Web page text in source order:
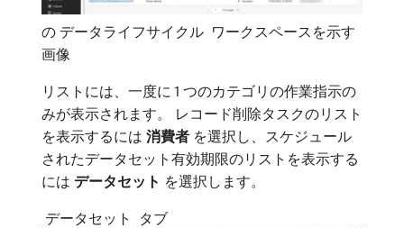
の​ データライフサイクル ​ ワークスペースを示す
画像
リストには、一度に 1 つのカテゴリの作業指示の
みが表示されます。 レコード削除タスクのリスト
を表示するには​ 消費者 ​を選択し、スケジュール
されたデータセット有効期限のリストを表示する
には​ データセット ​を選択します。
​ データセット ​ タブ